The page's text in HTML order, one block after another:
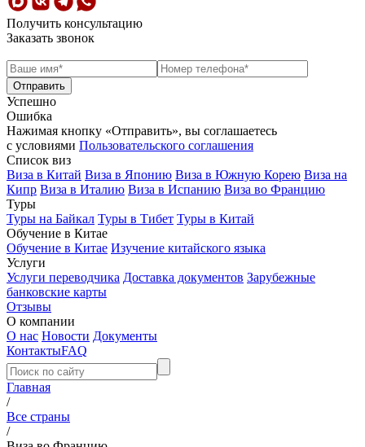
Получить консультацию
Заказать звонок
Успешно
Ошибка
Нажимая кнопку «Отправить», вы соглашаетесь
с условиями Пользовательского соглашения
Список виз
Виза в Китай Виза в Японию Виза в Южную Корею Виза на
Кипр Виза в Италию Виза в Испанию Виза во Францию
Туры
Туры на Байкал Туры в Тибет Туры в Китай
Обучение в Китае
Обучение в Китае Изучение китайского языка
Услуги
Услуги переводчика Доставка документов Зарубежные
банковские карты
Отзывы
О компании
О нас Новости Документы
КонтактыFAQ
Главная
/
Все страны
/